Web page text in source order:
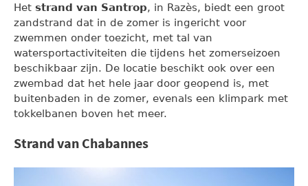
Het strand van Santrop, in Razès, biedt een groot
zandstrand dat in de zomer is ingericht voor
zwemmen onder toezicht, met tal van
watersportactiviteiten die tijdens het zomerseizoen
beschikbaar zijn. De locatie beschikt ook over een
zwembad dat het hele jaar door geopend is, met
buitenbaden in de zomer, evenals een klimpark met
tokkelbanen boven het meer.
Strand van Chabannes